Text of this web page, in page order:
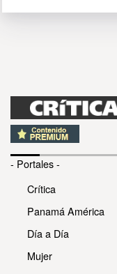
- Portales -
Crítica
Panamá América
Día a Día
Mujer